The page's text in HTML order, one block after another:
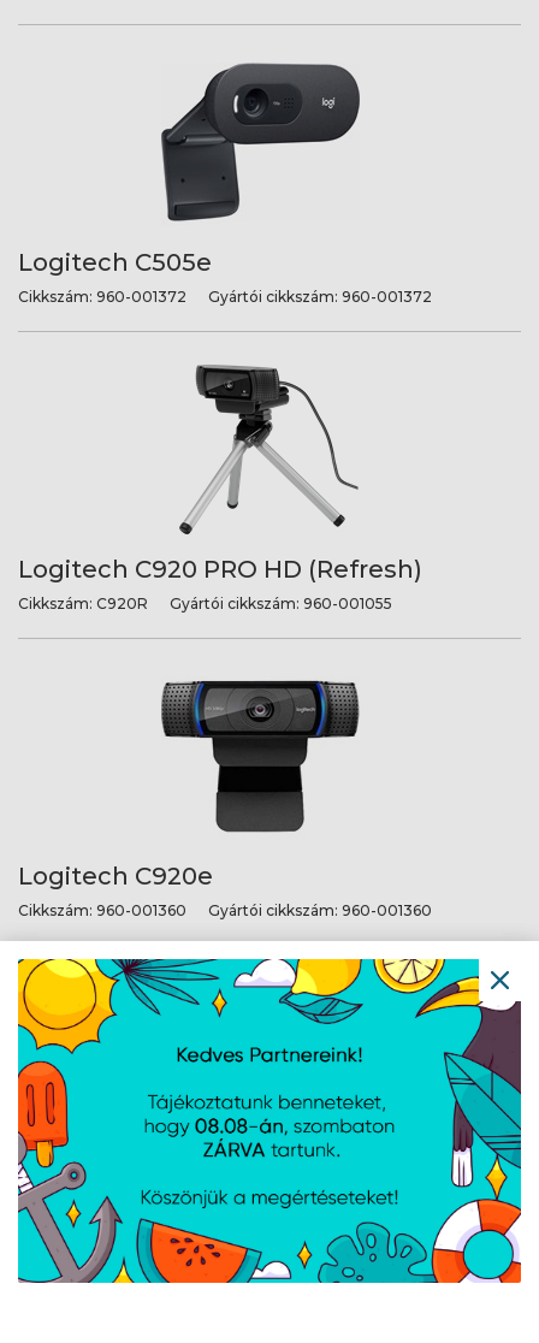
Logitech C505e
Cikkszám: 960-001372 Gyártói cikkszám: 960-001372
Logitech C920 PRO HD (Refresh)
Cikkszám: C920R Gyártói cikkszám: 960-001055
Logitech C920e
Cikkszám: 960-001360 Gyártói cikkszám: 960-001360
Logitech C920S Pro HD
Cikkszám:960-001252 960-001252